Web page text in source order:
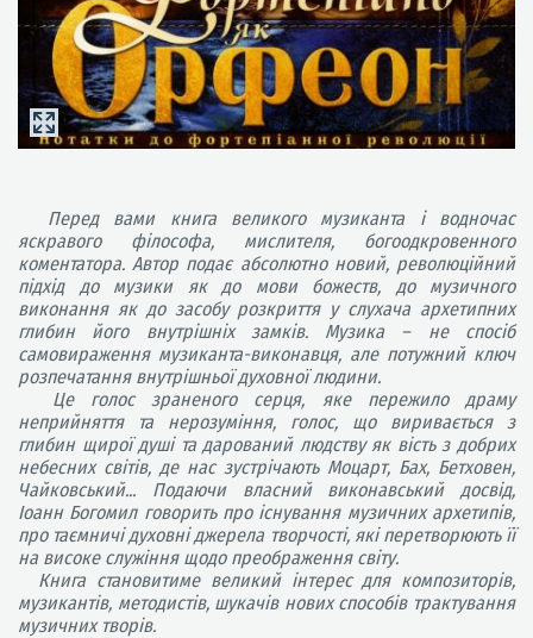
Перед вами книга великого музиканта і водночас
яскравого філософа, мислителя, богоодкровенного
коментатора. Автор подає абсолютно новий, революційний
підхід до музики як до мови божеств, до музичного
виконання як до засобу розкриття у слухача архетипних
глибин його внутрішніх замків. Музика – не спосіб
самовираження музиканта-виконавця, але потужний ключ
розпечатання внутрішньої духовної людини.
Це голос зраненого серця, яке пережило драму
неприйняття та нерозуміння, голос, що виривається з
глибин щирої душі та дарований людству як вість з добрих
небесних світів, де нас зустрічають Моцарт, Бах, Бетховен,
Чайковський... Подаючи власний виконавський досвід,
Іоанн Богомил говорить про існування музичних архетипів,
про таємничі духовні джерела творчості, які перетворюють її
на високе служіння щодо преображення світу.
Книга становитиме великий інтерес для композиторів,
музикантів, методистів, шукачів нових способів трактування
музичних творів.